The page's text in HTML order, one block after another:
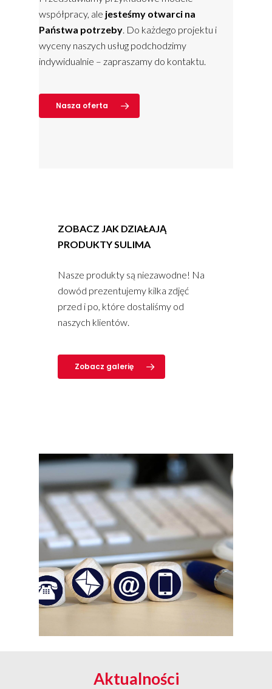
współpracy, ale jesteśmy otwarci na
Państwa potrzeby. Do każdego projektu i
wyceny naszych usług podchodzimy
indywidualnie – zapraszamy do kontaktu.
Nasza oferta
ZOBACZ JAK DZIAŁAJĄ
PRODUKTY SULIMA
Nasze produkty są niezawodne! Na
dowód prezentujemy kilka zdjęć
przed i po, które dostaliśmy od
naszych klientów.
Zobacz galerię
Aktualności